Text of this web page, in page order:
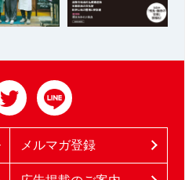
メルマガ登録